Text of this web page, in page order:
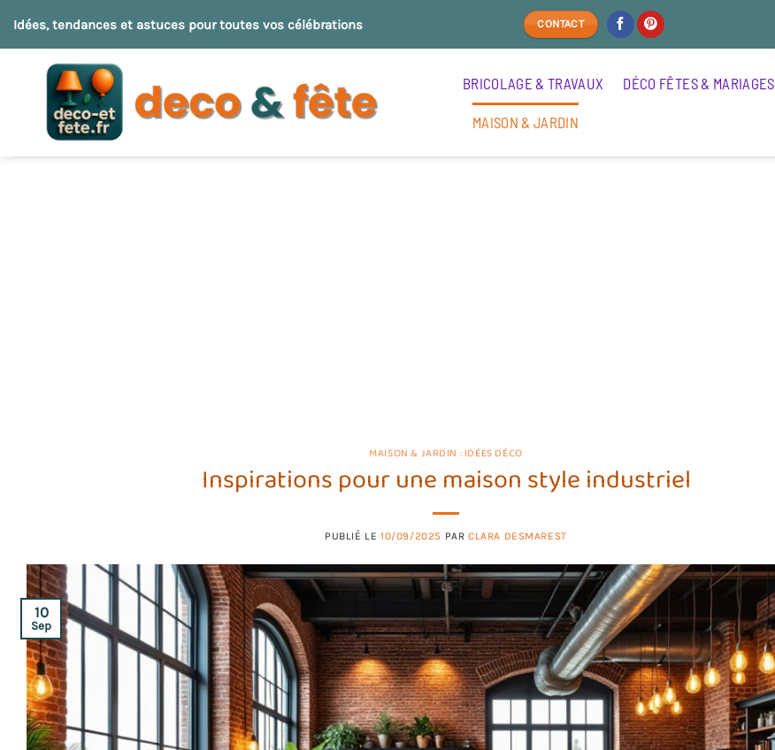
au
Idées, tendances et astuces pour toutes vos célébrations CONTACT
BRICOLAGE & TRAVAUX DÉCO FÊTES & MARIAGES
MAISON & JARDIN
MAISON & JARDIN : IDÉES DÉCO
Inspirations pour une maison style industriel
PUBLIÉ LE10/09/2025 PAR CLARA DESMAREST
10
Sep